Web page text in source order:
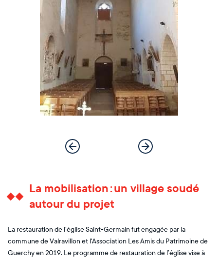
La mobilisation : un village soudé
autour du projet
La restauration de l’église Saint-Germain fut engagée par la
commune de Valravillon et l'Association Les Amis du Patrimoine de
Guerchy en 2019. Le programme de restauration de l’église vise à